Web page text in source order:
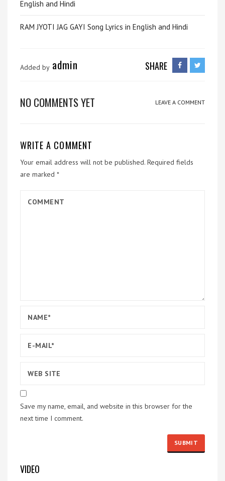
English and Hindi
RAM JYOTI JAG GAYI Song Lyrics in English and Hindi
Added by admin SHARE
NO COMMENTS YET LEAVE A COMMENT
WRITE A COMMENT
Your email address will not be published. Required fields
are marked *
Save my name, email, and website in this browser for the
next time I comment.
VIDEO